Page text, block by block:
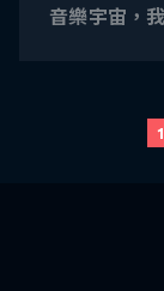
音樂宇宙，
1